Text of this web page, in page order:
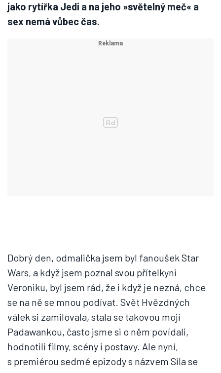
jako rytířka Jedi a na jeho »světelný meč« a
sex nemá vůbec čas.
Dobrý den, odmalička jsem byl fanoušek Star
Wars, a když jsem poznal svou přítelkyni
Veroniku, byl jsem rád, že i když je nezná, chce
se na ně se mnou podívat. Svět Hvězdných
válek si zamilovala, stala se takovou mojí
Padawankou, často jsme si o něm povídali,
hodnotili filmy, scény i postavy. Ale nyní,
s premiérou sedmé epizody s názvem Síla se